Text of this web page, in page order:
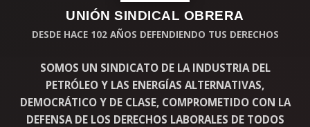
UNIÓN SINDICAL OBRERA
DESDE HACE 102 AÑOS DEFENDIENDO TUS DERECHOS
SOMOS UN SINDICATO DE LA INDUSTRIA DEL
PETRÓLEO Y LAS ENERGÍAS ALTERNATIVAS,
DEMOCRÁTICO Y DE CLASE, COMPROMETIDO CON LA
DEFENSA DE LOS DERECHOS LABORALES DE TODOS